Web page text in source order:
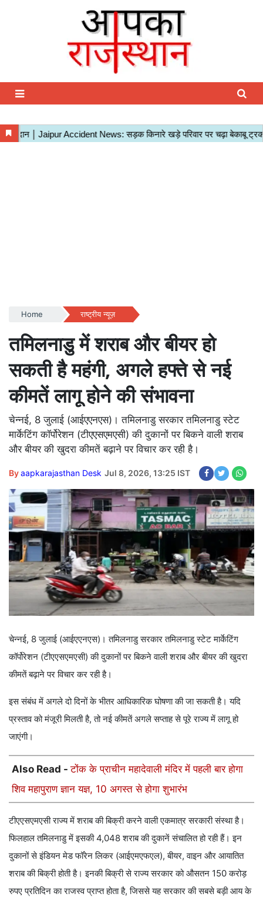
Home राष्ट्रीय न्यूज़
तमिलनाडु में शराब और बीयर हो
सकती है महंगी, अगले हफ्ते से नई
कीमतें लागू होने की संभावना
चेन्नई, 8 जुलाई (आईएएनएस)। तमिलनाडु सरकार तमिलनाडु स्टेट
मार्केटिंग कॉर्पोरेशन (टीएएसएमएसी) की दुकानों पर बिकने वाली शराब
और बीयर की खुदरा कीमतें बढ़ाने पर विचार कर रही है।
Byaapkarajasthan Desk Jul 8, 2026, 13:25 IST
चेन्नई, 8 जुलाई (आईएएनएस)। तमिलनाडु सरकार तमिलनाडु स्टेट मार्केटिंग
कॉर्पोरेशन (टीएएसएमएसी) की दुकानों पर बिकने वाली शराब और बीयर की खुदरा
कीमतें बढ़ाने पर विचार कर रही है।
इस संबंध में अगले दो दिनों के भीतर आधिकारिक घोषणा की जा सकती है। यदि
प्रस्ताव को मंजूरी मिलती है, तो नई कीमतें अगले सप्ताह से पूरे राज्य में लागू हो
जाएंगी।
Also Read -टोंक के प्राचीन महादेवाली मंदिर में पहली बार होगा
शिव महापुराण ज्ञान यज्ञ, 10 अगस्त से होगा शुभारंभ
टीएएसएमएसी राज्य में शराब की बिक्री करने वाली एकमात्र सरकारी संस्था है।
फिलहाल तमिलनाडु में इसकी 4,048 शराब की दुकानें संचालित हो रही हैं। इन
दुकानों से इंडियन मेड फॉरेन लिकर (आईएमएफएल), बीयर, वाइन और आयातित
शराब की बिक्री होती है। इनकी बिक्री से राज्य सरकार को औसतन 150 करोड़
रुपए प्रतिदिन का राजस्व प्राप्त होता है, जिससे यह सरकार की सबसे बड़ी आय के